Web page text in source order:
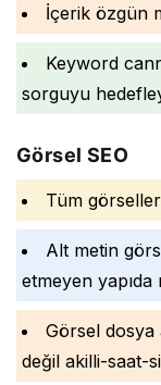
İçerik özgün
Keyword
sorguyu
Görsel SEO
Tüm
Alt metin
etmeyen yapıda
Görsel dosya
değil akilli-saat-